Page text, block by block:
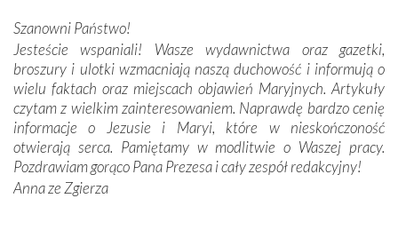
budowniczych.
Podążyliśmy też śladami fatimskich wizjonerów – Łucji
dos Santos oraz świętych Hiacynty i Franciszka Marto.
Modliliśmy się przy ich grobach. Odprawiliśmy Drogę
Krzyżową w ich rodzinnych stronach, odwiedziliśmy
domy, w których żyli.
W miejscu objawień Matki Bożej zapaliliśmy świece
Szanowni Państwo!
Jesteście wspaniali! Wasze wydawnictwa oraz gazetki,
broszury i ulotki wzmacniają naszą duchowość i informują o
wielu faktach oraz miejscach objawień Maryjnych. Artykuły
czytam z wielkim zainteresowaniem. Naprawdę bardzo cenię
informacje o Jezusie i Maryi, które w nieskończoność
otwierają serca. Pamiętamy w modlitwie o Waszej pracy.
Pozdrawiam gorąco Pana Prezesa i cały zespół redakcyjny!
Anna ze Zgierza